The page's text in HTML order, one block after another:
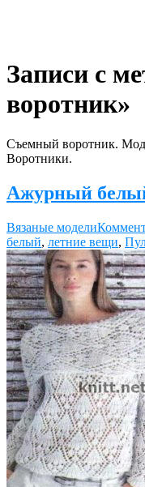
Записи с
воротник»
Съемный воротник.
Воротники.
Ажурный
Вязаные модели
белый, летние вещи,